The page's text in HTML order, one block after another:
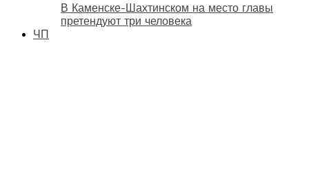
В Каменске-Шахтинском на место главы
претендуют три человека
ЧП